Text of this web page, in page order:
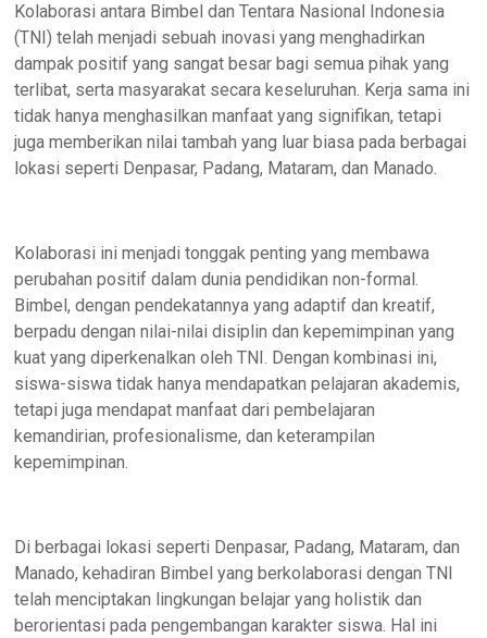
Kolaborasi antara Bimbel dan Tentara Nasional Indonesia
(TNI) telah menjadi sebuah inovasi yang menghadirkan
dampak positif yang sangat besar bagi semua pihak yang
terlibat, serta masyarakat secara keseluruhan. Kerja sama ini
tidak hanya menghasilkan manfaat yang signifikan, tetapi
juga memberikan nilai tambah yang luar biasa pada berbagai
lokasi seperti Denpasar, Padang, Mataram, dan Manado.
Kolaborasi ini menjadi tonggak penting yang membawa
perubahan positif dalam dunia pendidikan non-formal.
Bimbel, dengan pendekatannya yang adaptif dan kreatif,
berpadu dengan nilai-nilai disiplin dan kepemimpinan yang
kuat yang diperkenalkan oleh TNI. Dengan kombinasi ini,
siswa-siswa tidak hanya mendapatkan pelajaran akademis,
tetapi juga mendapat manfaat dari pembelajaran
kemandirian, profesionalisme, dan keterampilan
kepemimpinan.
Di berbagai lokasi seperti Denpasar, Padang, Mataram, dan
Manado, kehadiran Bimbel yang berkolaborasi dengan TNI
telah menciptakan lingkungan belajar yang holistik dan
berorientasi pada pengembangan karakter siswa. Hal ini